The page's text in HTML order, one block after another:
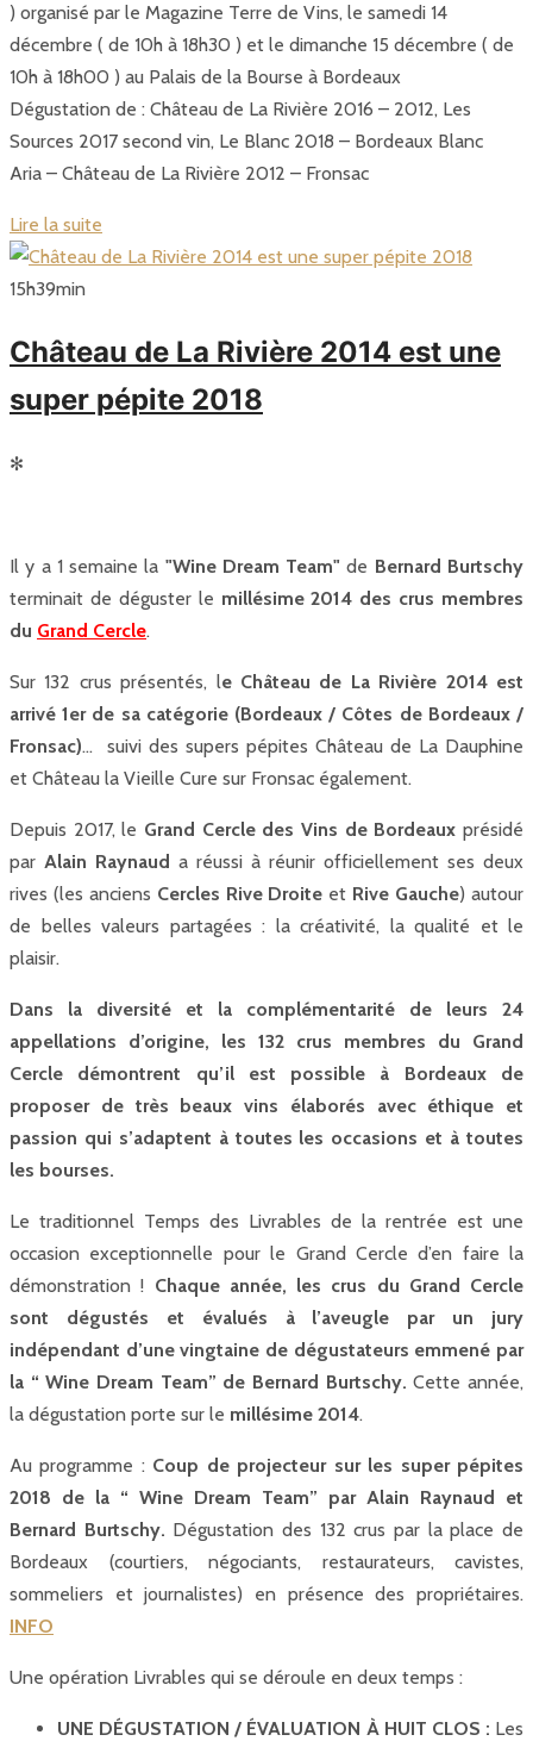
) organisé par le Magazine Terre de Vins, le samedi 14
décembre ( de 10h à 18h30 ) et le dimanche 15 décembre ( de
10h à 18h00 ) au Palais de la Bourse à Bordeaux
Dégustation de : Château de La Rivière 2016 – 2012, Les
Sources 2017 second vin, Le Blanc 2018 – Bordeaux Blanc
Aria – Château de La Rivière 2012 – Fronsac
Lire la suite
15h39min
Château de La Rivière 2014 est une
super pépite 2018
✻
Il y a 1 semaine la "Wine Dream Team" de Bernard Burtschy
terminait de déguster le millésime 2014 des crus membres
du Grand Cercle.
Sur 132 crus présentés, le Château de La Rivière 2014 est
arrivé 1er de sa catégorie (Bordeaux / Côtes de Bordeaux /
Fronsac)... suivi des supers pépites Château de La Dauphine
et Château la Vieille Cure sur Fronsac également.
Depuis 2017, le Grand Cercle des Vins de Bordeaux présidé
par Alain Raynaud a réussi à réunir officiellement ses deux
rives (les anciens Cercles Rive Droite et Rive Gauche) autour
de belles valeurs partagées : la créativité, la qualité et le
plaisir.
Dans la diversité et la complémentarité de leurs 24
appellations d’origine, les 132 crus membres du Grand
Cercle démontrent qu’il est possible à Bordeaux de
proposer de très beaux vins élaborés avec éthique et
passion qui s’adaptent à toutes les occasions et à toutes
les bourses.
Le traditionnel Temps des Livrables de la rentrée est une
occasion exceptionnelle pour le Grand Cercle d’en faire la
démonstration ! Chaque année, les crus du Grand Cercle
sont dégustés et évalués à l’aveugle par un jury
indépendant d’une vingtaine de dégustateurs emmené par
la “ Wine Dream Team” de Bernard Burtschy. Cette année,
la dégustation porte sur le millésime 2014.
Au programme : Coup de projecteur sur les super pépites
2018 de la “ Wine Dream Team” par Alain Raynaud et
Bernard Burtschy. Dégustation des 132 crus par la place de
Bordeaux (courtiers, négociants, restaurateurs, cavistes,
sommeliers et journalistes) en présence des propriétaires.
INFO
Une opération Livrables qui se déroule en deux temps :
UNE DÉGUSTATION / ÉVALUATION À HUIT CLOS : Les